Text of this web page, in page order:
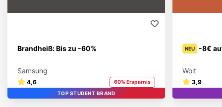
Brandheiß: Bis zu -60%
Samsung
4,6 60% Ersparnis
TOP STUDENT BRAND
NEU -8€
Wolt
3,9